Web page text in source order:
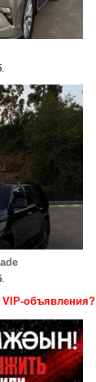
VIP-объявления?